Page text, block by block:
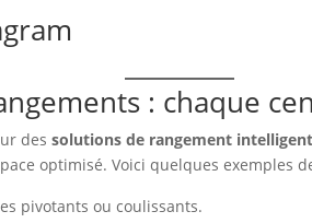
: chaque
dessolutions de rangement
optimisé. Voici quelques exemples
pivotants ou coulissants.